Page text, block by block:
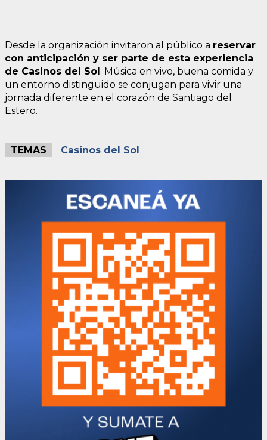
Desde la organización invitaron al público a reservar
con anticipación y ser parte de esta experiencia
de Casinos del Sol. Música en vivo, buena comida y
un entorno distinguido se conjugan para vivir una
jornada diferente en el corazón de Santiago del
Estero.
TEMAS Casinos del Sol